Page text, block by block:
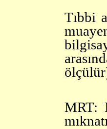
Tıbbi
MRT: